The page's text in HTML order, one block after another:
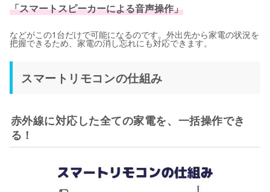
「スマートスピーカーによる音声操作」
などがこの1台だけで可能になるのです。外出先から家電の状況を
把握できるため、家電の消し忘れにも対応できます。
スマートリモコンの仕組み
赤外線に対応した全ての家電を、一括操作でき
る！